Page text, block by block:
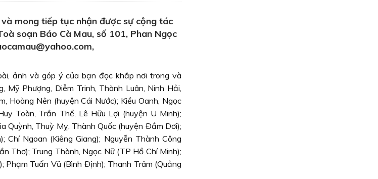
mong tiếp tục nhận được sự cộng tác
soạn Báo Cà Mau, số 101, Phan Ngọc
ảnh và góp ý của bạn đọc khắp nơi trong và
Mỹ Phượng, Diễm Trinh, Thành Luân, Ninh Hải,
Hoàng Nên (huyện Cái Nước); Kiều Oanh, Ngọc
Toàn, Trần Thể, Lê Hữu Lợi (huyện U Minh);
Quỳnh, Thuỳ Mỵ, Thành Quốc (huyện Ðầm Dơi);
Ngoan (Kiêng Giang); Nguyễn Thành Công
Thơ); Trung Thành, Ngọc Nữ (TP Hồ Chí Minh);
Phạm Tuấn Vũ (Bình Ðịnh); Thanh Trâm (Quảng